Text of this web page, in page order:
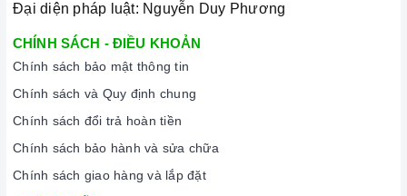
Đại diện pháp luật: Nguyễn Duy Phương
CHÍNH SÁCH - ĐIỀU KHOẢN
Chính sách bảo mật thông tin
Chính sách và Quy định chung
Chính sách đổi trả hoàn tiền
Chính sách bảo hành và sửa chữa
Chính sách giao hàng và lắp đặt